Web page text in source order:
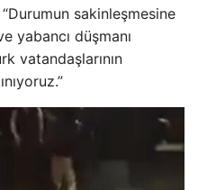
sakinleşmesine
yabancı düşmanı
vatandaşlarının